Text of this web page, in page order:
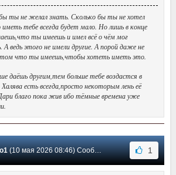
ты не желал знать. Сколько бы ты не хотел
иметь тебе всегда будет мало. Но лишь в конце
ты имеешь и имел всё о чём мог
ведь этого не имели другие. А порой даже не
том что ты имеешь,чтобы хотеть иметь это.
даёшь другим,тем больше тебе воздастся в
есть всегда,просто некоторым лень её
благо пока жив ибо тёмные времена уже
(10 мая 2026 08:46) Сообщение #46 1